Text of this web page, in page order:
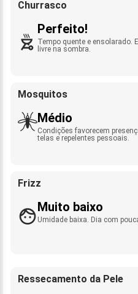
Churrasco
Perfeito!
Tempo quente e ensolarado.
livre na sombra.
Mosquitos
Médio
Condições favorecem
telas e repelentes pessoais.
Frizz
Muito baixo
Umidade baixa. Dia com
Ressecamento da Pele